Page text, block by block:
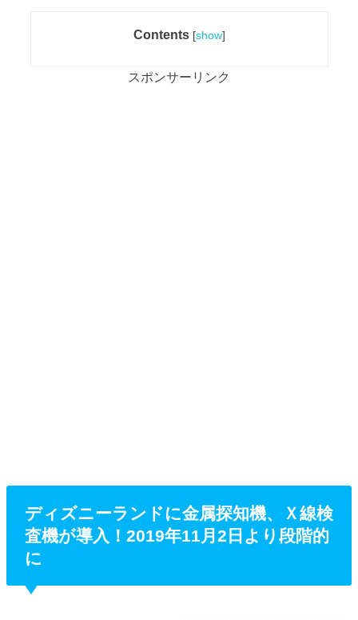
Contents [show]
スポンサーリンク
ディズニーランドに金属探知機、Ｘ線検
査機が導入！2019年11月2日より段階的
に